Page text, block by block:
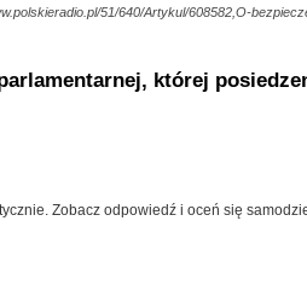
51/640/Artykul/608582,O-
której
Zobacz odpowiedź i oceń się